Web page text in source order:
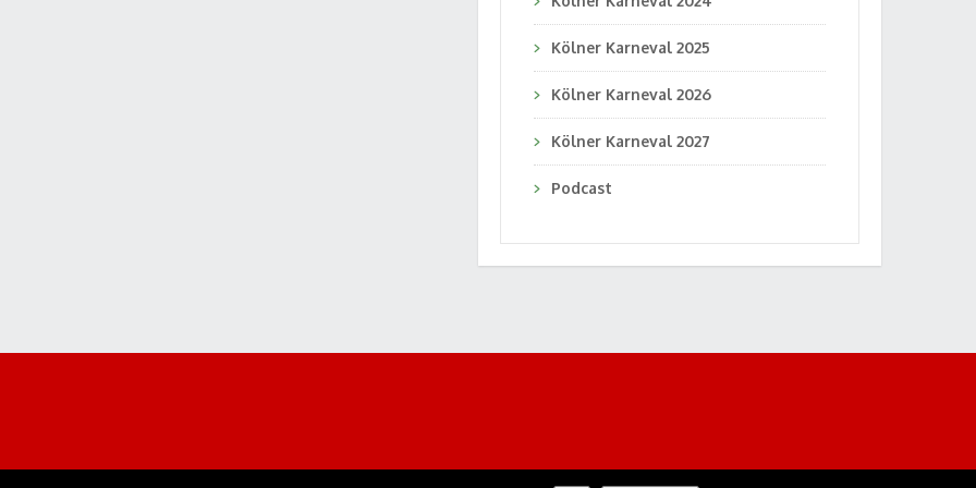
Kölner Karneval 2025
Kölner Karneval 2026
Kölner Karneval 2027
Podcast